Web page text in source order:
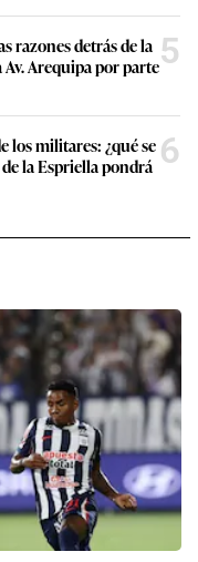
razones detrás de la
Arequipa por parte5
los militares: ¿qué se
la Espriella pondrá 6